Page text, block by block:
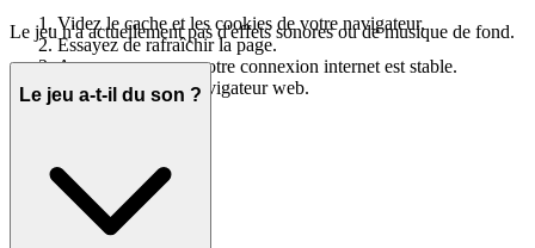
Videz le cache et les cookies de votre navigateur.
Essayez de rafraîchir la page.
Assurez-vous que votre connexion internet est stable.
Essayez un autre navigateur web.
Le jeu n'a actuellement pas d'effets sonores ou de musique de fond.
Le jeu a-t-il du son ?